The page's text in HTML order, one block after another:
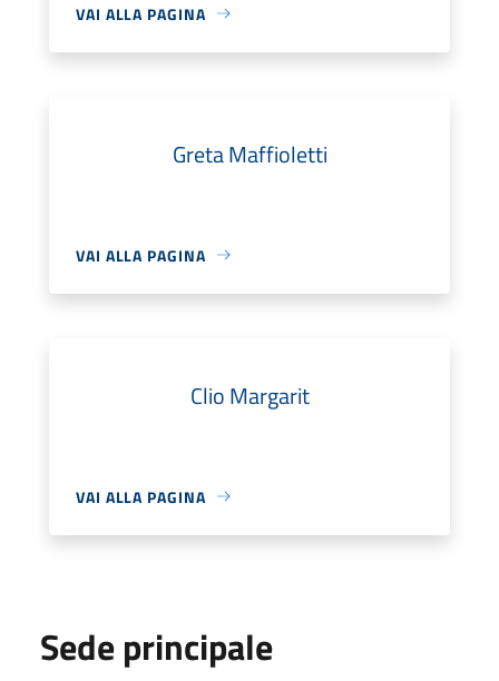
VAI ALLA PAGINA
Greta Maffioletti
VAI ALLA PAGINA
Clio Margarit
VAI ALLA PAGINA
Sede principale